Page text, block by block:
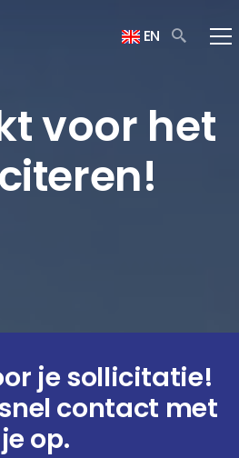
EN
voor het
je sollicitatie!
contact met
je op.